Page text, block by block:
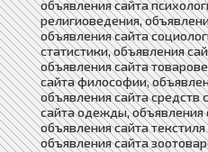
объявления сайта
религиоведения,
объявления сайта
статистики, объявления
объявления сайта
сайта философии,
объявления сайта средств
сайта одежды, объявления
объявления сайта
объявления сайта